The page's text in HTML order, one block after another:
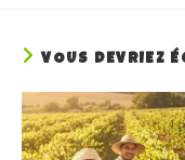
VOUS DEVRIEZ